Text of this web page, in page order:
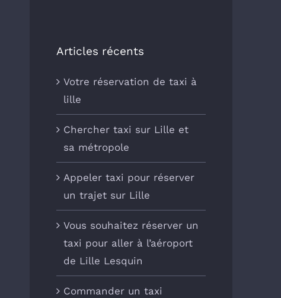
Articles récents
Votre réservation de taxi à
lille
Chercher taxi sur Lille et
sa métropole
Appeler taxi pour réserver
un trajet sur Lille
Vous souhaitez réserver un
taxi pour aller à l’aéroport
de Lille Lesquin
Commander un taxi